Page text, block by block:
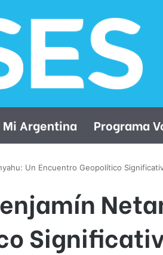
Mi Argentina Programa
Un Encuentro Geopolítico